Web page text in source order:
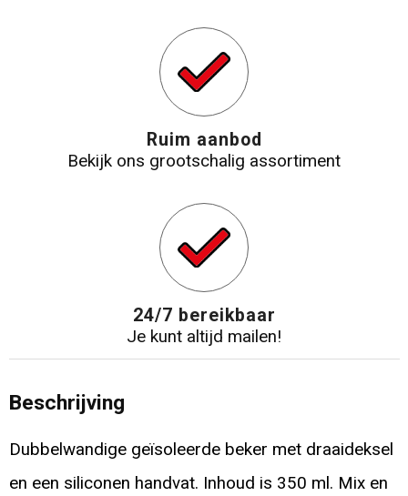
Ruim aanbod
Bekijk ons grootschalig assortiment
24/7 bereikbaar
Je kunt altijd mailen!
Beschrijving
Dubbelwandige geïsoleerde beker met draaideksel
en een siliconen handvat. Inhoud is 350 ml. Mix en